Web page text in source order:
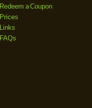
Redeem a Coupon
Prices
Links
FAQs